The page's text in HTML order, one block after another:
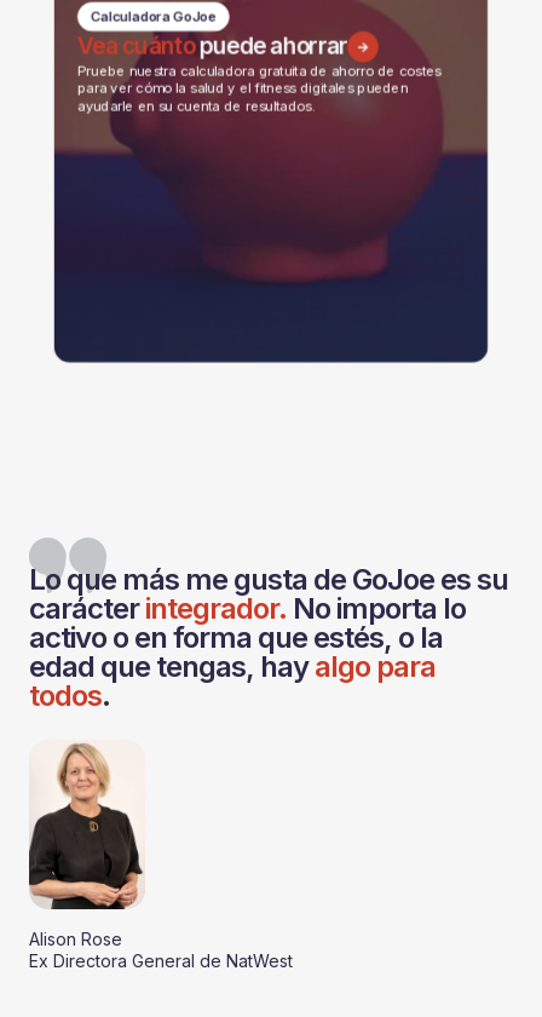
Calculadora GoJoe
Vea cuántopuede ahorrar
Pruebe nuestra calculadora gratuita de ahorro de costes
para ver cómo la salud y el fitness digitales pueden
ayudarle en su cuenta de resultados.
Lo que más me gusta de GoJoe es su
carácterintegrador. No importa lo
activo o en forma que estés, o la
edad que tengas, hayalgo para
todos.
Alison Rose
Ex Directora General de NatWest